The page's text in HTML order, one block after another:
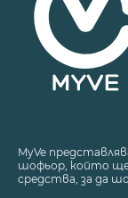
MyVe
шофьор, който ще
средства, за да